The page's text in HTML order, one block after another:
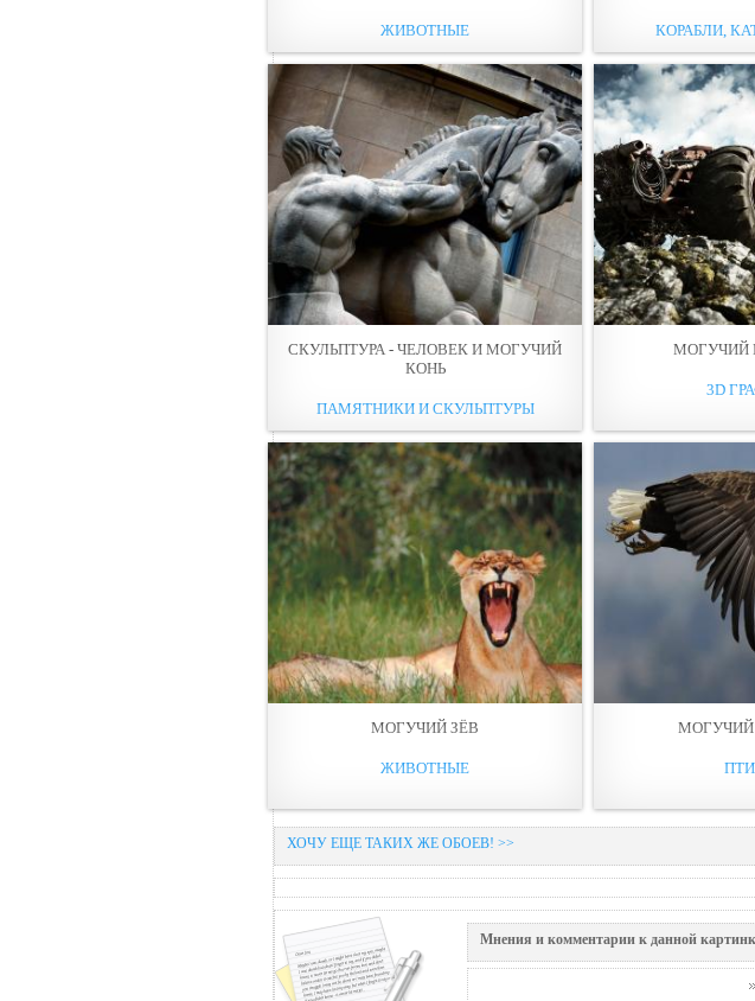
ЖИВОТНЫЕ КОРАБЛИ,
СКУЛЬПТУРА - ЧЕЛОВЕК И МОГУЧИЙ
КОНЬ
ПАМЯТНИКИ И СКУЛЬПТУРЫ
МОГУЧИЙ
3D
МОГУЧИЙ ЗЁВ
ЖИВОТНЫЕ
ХОЧУ ЕЩЕ ТАКИХ ЖЕ ОБОЕВ! >>
Мнения и комментарии к данной